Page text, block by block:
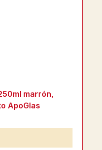
5 de 5 estrellas
marrón,
ApoGlas